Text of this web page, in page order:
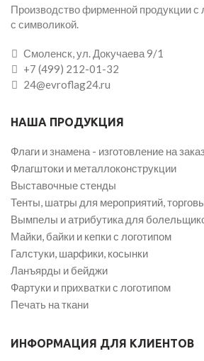
Производство фирменной продукции с
с символикой.
Смоленск, ул. Докучаева 9/1
+7 (499) 212-01-32
24@evroflag24.ru
НАША ПРОДУКЦИЯ
Флаги и знамена - изготовление на
Флагштоки и металлоконструкции
Выставочные стенды
Тенты, шатры для мероприятий,
Вымпелы и атрибутика для
Майки, байки и кепки с логотипом
Галстуки, шарфики, косынки
Ланъярды и бейджи
Фартуки и прихватки с логотипом
Печать на ткани
ИНФОРМАЦИЯ ДЛЯ КЛИЕНТОВ